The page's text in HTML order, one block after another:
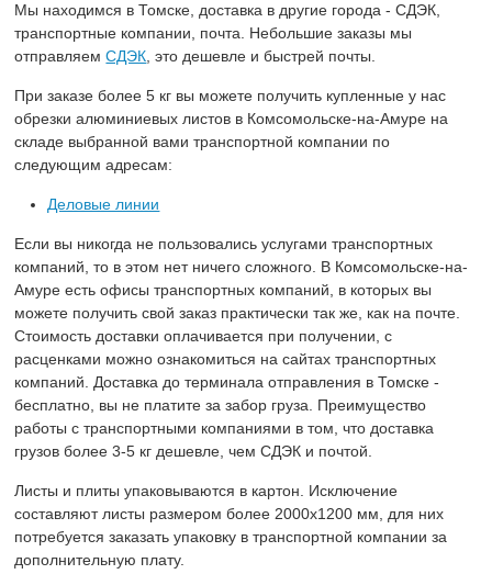
Мы находимся в Томске, доставка в другие города - СДЭК,
транспортные компании, почта. Небольшие заказы мы
отправляемСДЭК , это дешевле и быстрей почты.
При заказе более 5 кг вы можете получить купленные у нас
обрезки алюминиевых листов в Комсомольске-на-Амуре на
складе выбранной вами транспортной компании по
следующим адресам:
Деловые линии
Если вы никогда не пользовались услугами транспортных
компаний, то в этом нет ничего сложного. В Комсомольске-на-
Амуре есть офисы транспортных компаний, в которых вы
можете получить свой заказ практически так же, как на почте.
Стоимость доставки оплачивается при получении, с
расценками можно ознакомиться на сайтах транспортных
компаний. Доставка до терминала отправления в Томске -
бесплатно, вы не платите за забор груза. Преимущество
работы с транспортными компаниями в том, что доставка
грузов более 3-5 кг дешевле, чем СДЭК и почтой.
Листы и плиты упаковываются в картон. Исключение
составляют листы размером более 2000х1200 мм, для них
потребуется заказать упаковку в транспортной компании за
дополнительную плату.